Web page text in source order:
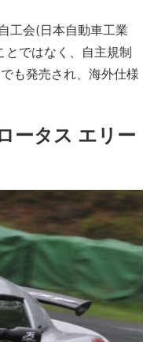
工会(日本自動車工業
ではなく、自主規制
も発売され、海外仕様
ータス エリー